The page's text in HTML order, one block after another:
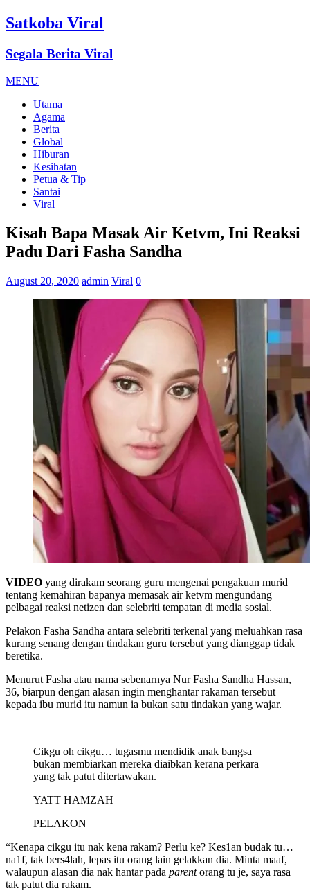
Satkoba Viral
Segala Berita Viral
MENU
Utama
Agama
Berita
Global
Hiburan
Kesihatan
Petua & Tip
Santai
Viral
Kisah Bapa Masak Air Ketvm, Ini Reaksi
Padu Dari Fasha Sandha
August 20, 2020 admin Viral 0
VIDEO yang dirakam seorang guru mengenai pengakuan murid
tentang kemahiran bapanya memasak air ketvm mengundang
pelbagai reaksi netizen dan selebriti tempatan di media sosial.
Pelakon Fasha Sandha antara selebriti terkenal yang meluahkan rasa
kurang senang dengan tindakan guru tersebut yang dianggap tidak
beretika.
Menurut Fasha atau nama sebenarnya Nur Fasha Sandha Hassan,
36, biarpun dengan alasan ingin menghantar rakaman tersebut
kepada ibu murid itu namun ia bukan satu tindakan yang wajar.
Cikgu oh cikgu… tugasmu mendidik anak bangsa
bukan membiarkan mereka diaibkan kerana perkara
yang tak patut ditertawakan.
YATT HAMZAH
PELAKON
“Kenapa cikgu itu nak kena rakam? Perlu ke? Kes1an budak tu…
na1f, tak bers4lah, lepas itu orang lain gelakkan dia. Minta maaf,
walaupun alasan dia nak hantar pada parentorang tu je, saya rasa
tak patut dia rakam.